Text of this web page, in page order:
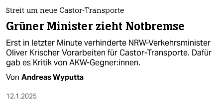
Streit um neue Castor-Transporte
Grüner Minister zieht Notbremse
Erst in letzter Minute verhinderte NRW-Verkehrsminister
Oliver Krischer Vorarbeiten für Castor-Transporte. Dafür
gab es Kritik von AKW-Gegner:innen.
Von Andreas Wyputta
12.1.2025